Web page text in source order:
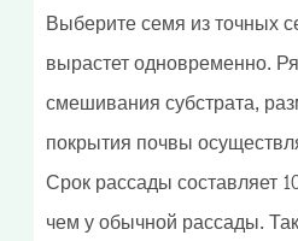
Выберите семя из точных
вырастет одновременно.
смешивания субстрата,
покрытия почвы
Срок рассады составляет
чем у обычной рассады.